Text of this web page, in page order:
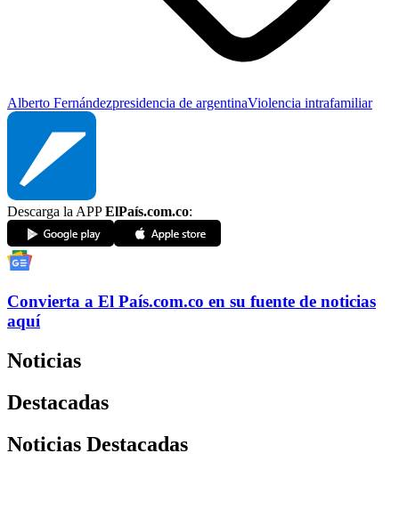
Alberto Fernándezpresidencia de argentinaViolencia intrafamiliar
Descarga la APPElPaís.com.co:
Convierta a El País.com.co en su fuente de noticias
aquí
Noticias
Destacadas
Noticias Destacadas